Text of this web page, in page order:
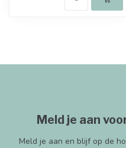
Meld je aan
Meld je aan en blijf op de